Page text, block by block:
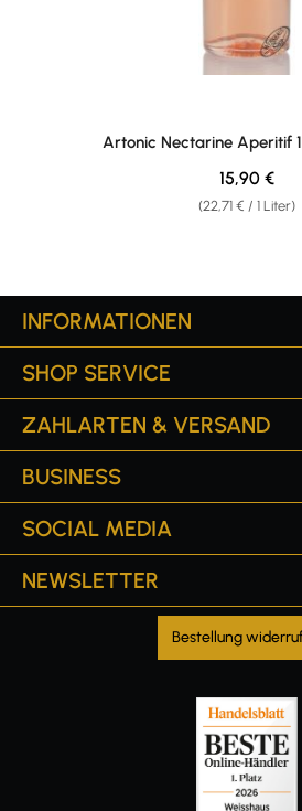
Artonic Nectarine Aperitif
(22,71 € / 1 Liter)
Regulärer
15,90 €
INFORMATIONEN
SHOP SERVICE
ZAHLARTEN & VERSAND
BUSINESS
SOCIAL MEDIA
NEWSLETTER
Bestellung